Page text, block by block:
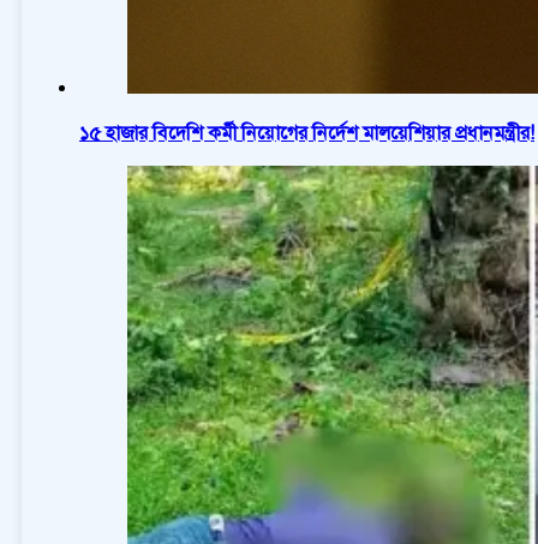
১৫ হাজার বিদেশি কর্মী নিয়োগের নির্দেশ মালয়েশিয়ার প্রধানমন্ত্রীর!